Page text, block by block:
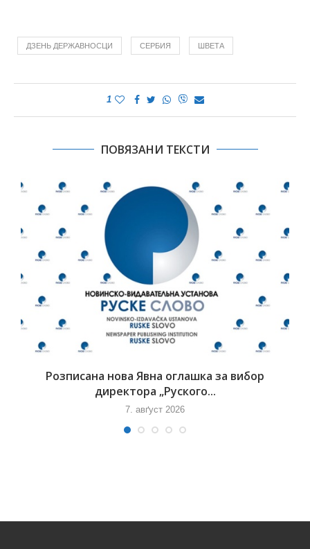
ДЗЕНЬ ДЕРЖАВНОСЦИ СЕРБИЯ ШВЕТА
1
ПОВЯЗАНИ ТЕКСТИ
Розписана нова Явна оглашка за вибор
директора „Руского...
7. авґуст 2026